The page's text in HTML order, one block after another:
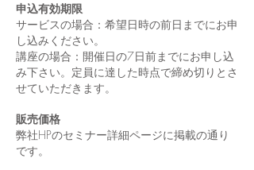
申込有効期限
サービスの場合：希望日時の前日 までにお申
し込みください。
講座の場合：開催日の7日前までにお申し込
み下さい。定員に達した時点で締め切りとさ
せていただきます。
販売価格
弊社HPのセミナー詳細ページに掲載の通り
です。